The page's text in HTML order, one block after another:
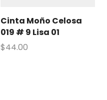
Cinta Moño Celosa
019 # 9 Lisa 01
$44.00